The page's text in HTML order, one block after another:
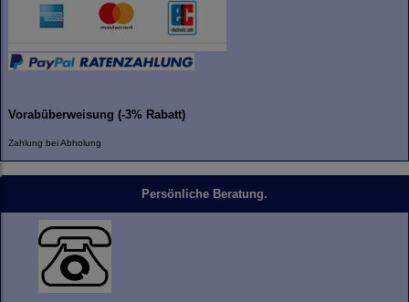
Vorabüberweisung (-3% Rabatt)
Zahlung bei Abholung
Persönliche Beratung.